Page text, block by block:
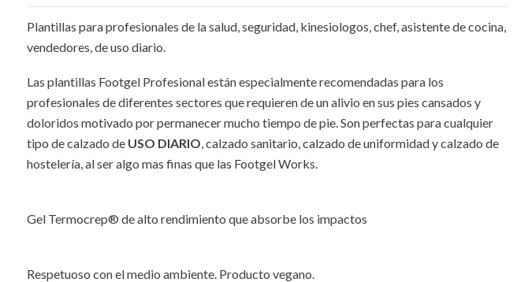
Plantillas para profesionales de la salud, seguridad, kinesiologos, chef, asistente de cocina,
vendedores, de uso diario.
Las plantillas Footgel Profesional están especialmente recomendadas para los
profesionales de diferentes sectores que requieren de un alivio en sus pies cansados y
doloridos motivado por permanecer mucho tiempo de pie. Son perfectas para cualquier
tipo de calzado de USO DIARIO, calzado sanitario, calzado de uniformidad y calzado de
hostelería, al ser algo mas finas que las Footgel Works.
Gel Termocrep® de alto rendimiento que absorbe los impactos
Respetuoso con el medio ambiente. Producto vegano.